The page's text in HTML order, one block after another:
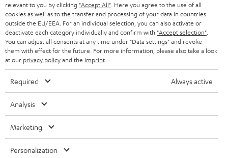
BLUETOOTH-LAUTSPRECHER
KOPFHÖRER
BLUETOOTH-KOPFHÖRER
LAUTSPRECHER
ULTIMA-SERIE
IN-EAR-KOPFHÖRER
PARTNERPROGRAMM
BLOG
NEWSLETTER
STORES
DEINE VORTEILE BEI TEUFEL
TEUFEL STORY
UNSER MANAGEMENT
SCHWEIZ
NIEDERLANDE
BELGIEN
POLEN
SPANIEN
Technische Änderungen, Tippfehler und Irrtum vorbehalten. Das auf unseren
Fotos abgebildete Zubehör ist nicht im Lieferumfang enthalten. Etwaige
relevant to you by clicking "Accept All" . Here you agree to the use of all
cookies as well as to the transfer and processing of your data in countries
outside the EU/EEA. For an individual selection, you can also activate or
deactivate each category individually and confirm with "Accept selection"
You can adjust all consents at any time under "Data settings" and revoke
them with effect for the future. For more information, please also take a look
at our privacy policyand the imprint
Required Always active
Analysis
Marketing
Personalization